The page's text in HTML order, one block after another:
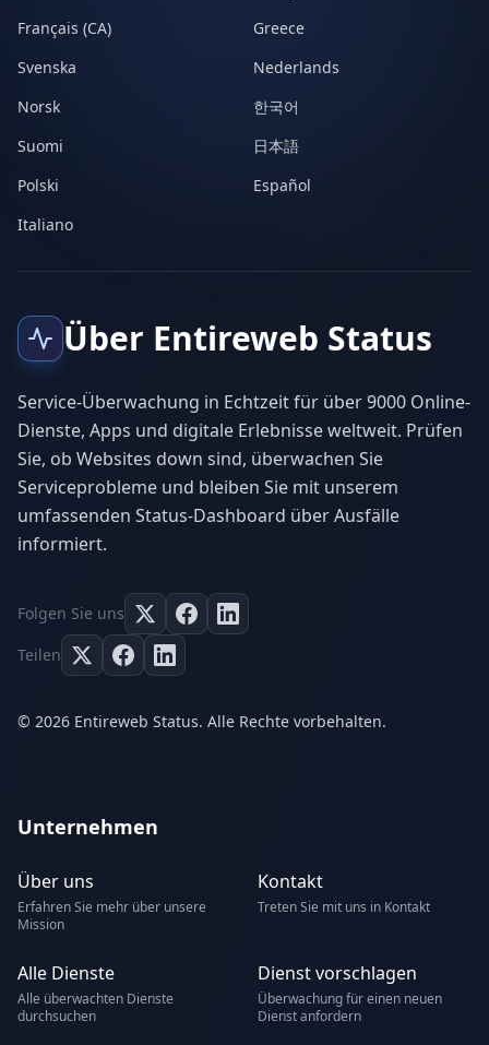
Français (CA)
Greece
Svenska
Nederlands
Norsk
한국어
Suomi
日本語
Polski
Español
Italiano
Über Entireweb Status
Service-Überwachung in Echtzeit für über 9000 Online-
Dienste, Apps und digitale Erlebnisse weltweit. Prüfen
Sie, ob Websites down sind, überwachen Sie
Serviceprobleme und bleiben Sie mit unserem
umfassenden Status-Dashboard über Ausfälle
informiert.
Folgen Sie uns
Teilen
© 2026 Entireweb Status. Alle Rechte vorbehalten.
Unternehmen
Über uns
Erfahren Sie mehr über unsere
Mission
Kontakt
Treten Sie mit uns in Kontakt
Alle Dienste
Alle überwachten Dienste
durchsuchen
Dienst vorschlagen
Überwachung für einen neuen
Dienst anfordern